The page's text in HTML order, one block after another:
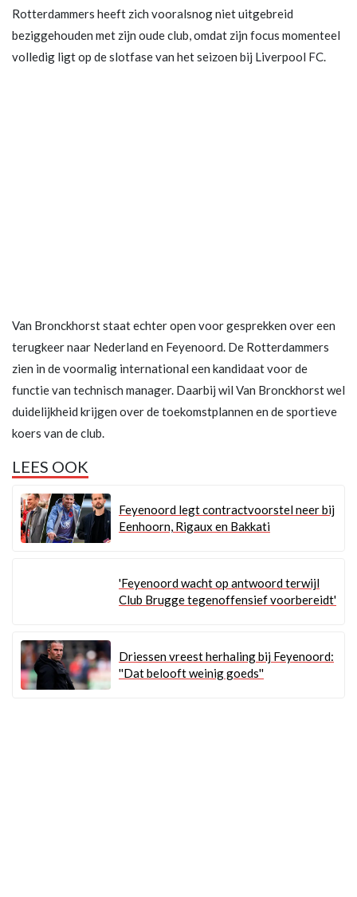
Rotterdammers heeft zich vooralsnog niet uitgebreid
beziggehouden met zijn oude club, omdat zijn focus momenteel
volledig ligt op de slotfase van het seizoen bij Liverpool FC.
Van Bronckhorst staat echter open voor gesprekken over een
terugkeer naar Nederland en Feyenoord. De Rotterdammers
zien in de voormalig international een kandidaat voor de
functie van technisch manager. Daarbij wil Van Bronckhorst wel
duidelijkheid krijgen over de toekomstplannen en de sportieve
koers van de club.
LEES OOK
Feyenoord legt contractvoorstel neer bij
Eenhoorn, Rigaux en Bakkati
'Feyenoord wacht op antwoord terwijl
Club Brugge tegenoffensief voorbereidt'
Driessen vreest herhaling bij Feyenoord:
''Dat belooft weinig goeds''